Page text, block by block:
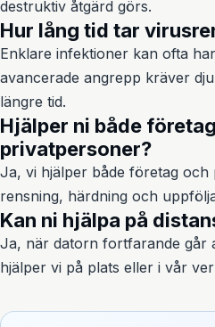
destruktiv åtgärd görs.
Hur lång tid tar
Enklare infektioner kan ofta
avancerade angrepp kräver
längre tid.
Hjälper ni både
privatpersoner?
Ja, vi hjälper både företag
rensning, härdning och
Kan ni hjälpa på
Ja, när datorn fortfarande går
hjälper vi på plats eller i vår